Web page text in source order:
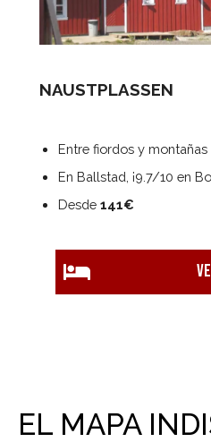
NAUSTPLASSEN
Entre fiordos y montañas
En Ballstad, ¡9.7/10 en
Desde 141€
EL MAPA